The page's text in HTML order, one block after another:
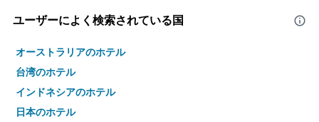
ユーザーによく検索されている国
オーストラリアのホテル
台湾のホテル
インドネシアのホテル
日本のホテル